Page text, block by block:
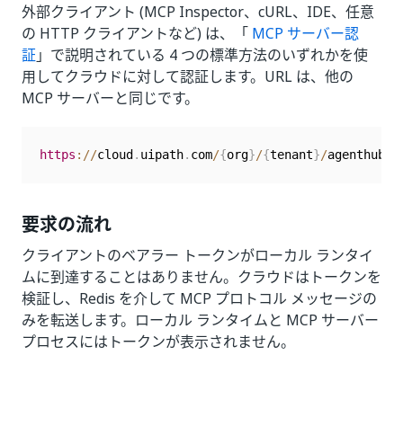
外部クライアント (MCP Inspector、cURL、IDE、任意
の HTTP クライアントなど) は、「 MCP サーバー認
証」で説明されている 4 つの標準方法のいずれかを使
用してクラウドに対して認証します。URL は、他の
MCP サーバーと同じです。
https : //cloud . uipath. com/{org}/{tenant}/agenthub_
要求の流れ
クライアントのベアラー トークンがローカル ランタイ
ムに到達することはありません。クラウドはトークンを
検証し、Redis を介して MCP プロトコル メッセージの
みを転送します。ローカル ランタイムと MCP サーバー
プロセスにはトークンが表示されません。